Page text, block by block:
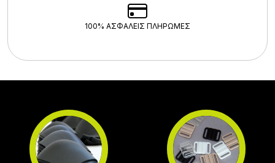
100% ΑΣΦΑΛΕΊΣ ΠΛΗΡΩΜΈΣ